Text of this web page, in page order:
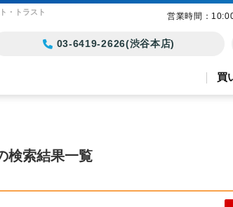
・トラスト
03-6419-2626(渋谷本店)
買
検索結果一覧
営業時間：